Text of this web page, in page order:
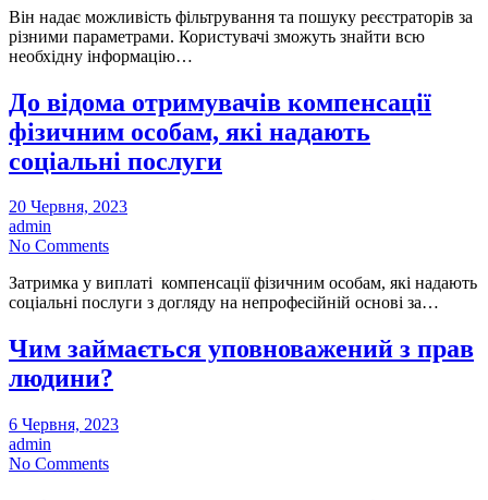
Він надає можливість фільтрування та пошуку реєстраторів за
різними параметрами. Користувачі зможуть знайти всю
необхідну інформацію…
До відома отримувачів компенсації
фізичним особам, які надають
соціальні послуги
20 Червня, 2023
admin
No Comments
Затримка у виплаті компенсації фізичним особам, які надають
соціальні послуги з догляду на непрофесійній основі за…
Чим займається уповноважений з прав
людини?
6 Червня, 2023
admin
No Comments